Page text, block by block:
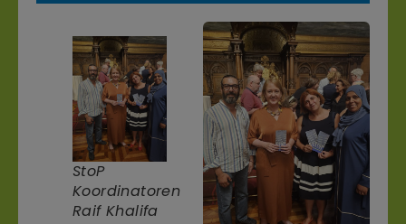
StoP
Koordinatoren
Raif Khalifa